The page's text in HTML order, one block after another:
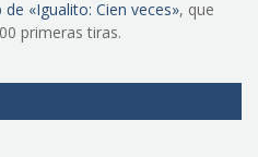
«Igualito: Cien veces», que
primeras tiras.